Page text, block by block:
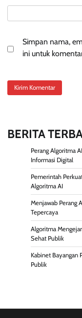
Simpan nama,
ini untuk
BERITA
Perang Algoritma
Informasi Digital
Pemerintah
Algoritma AI
Menjawab Perang
Tepercaya
Algoritma
Sehat Publik
Kabinet Bayangan
Publik